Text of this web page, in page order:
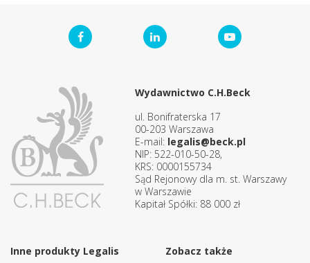
Wydawnictwo C.H.Beck
ul. Bonifraterska 17
00-203 Warszawa
E-mail: legalis@beck.pl
NIP: 522-010-50-28,
KRS: 0000155734
Sąd Rejonowy dla m. st. Warszawy
w Warszawie
Kapitał Spółki: 88 000 zł
Inne produkty Legalis
Zobacz także